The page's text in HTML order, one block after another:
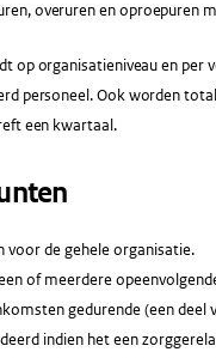
overuren en oproepuren
op organisatieniveau en per
personeel. Ook worden
een kwartaal.
voor de gehele organisatie.
of meerdere
gedurende (een deel
indien het een